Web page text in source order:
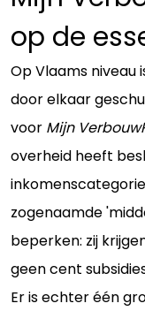
op de
Op Vlaams
door elkaar
voor Mijn
overheid heeft
zogenaamde
beperken: zij
geen cent
Er is echter één